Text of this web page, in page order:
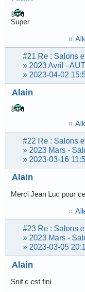
Super
#21 Re : Salons
» 2023 Avril -
» 2023-04-02
Alain
#22 Re : Salons
» 2023 Mars -
» 2023-03-16
Alain
Merci Jean Luc pour
#23 Re : Salons
» 2023 Mars -
» 2023-03-05
Alain
Snif c est fini